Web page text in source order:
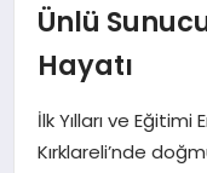
DÜNYA
TEKNOLOJI
Ünlü
Hayatı
İlk Yılları ve Eğitimi
Kırklareli’nde